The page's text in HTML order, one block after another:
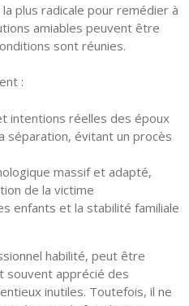
la plus radicale pour remédier à
amiables peuvent être
sont réunies.
:
intentions réelles des époux
séparation, évitant un procès
massif et adapté,
de la victime
enfants et la stabilité familiale
habilité, peut être
souvent apprécié des
inutiles. Toutefois, il ne